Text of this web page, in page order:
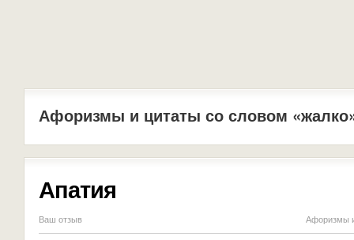
Афоризмы и цитаты со словом
Апатия
Ваш отзыв Афоризмы